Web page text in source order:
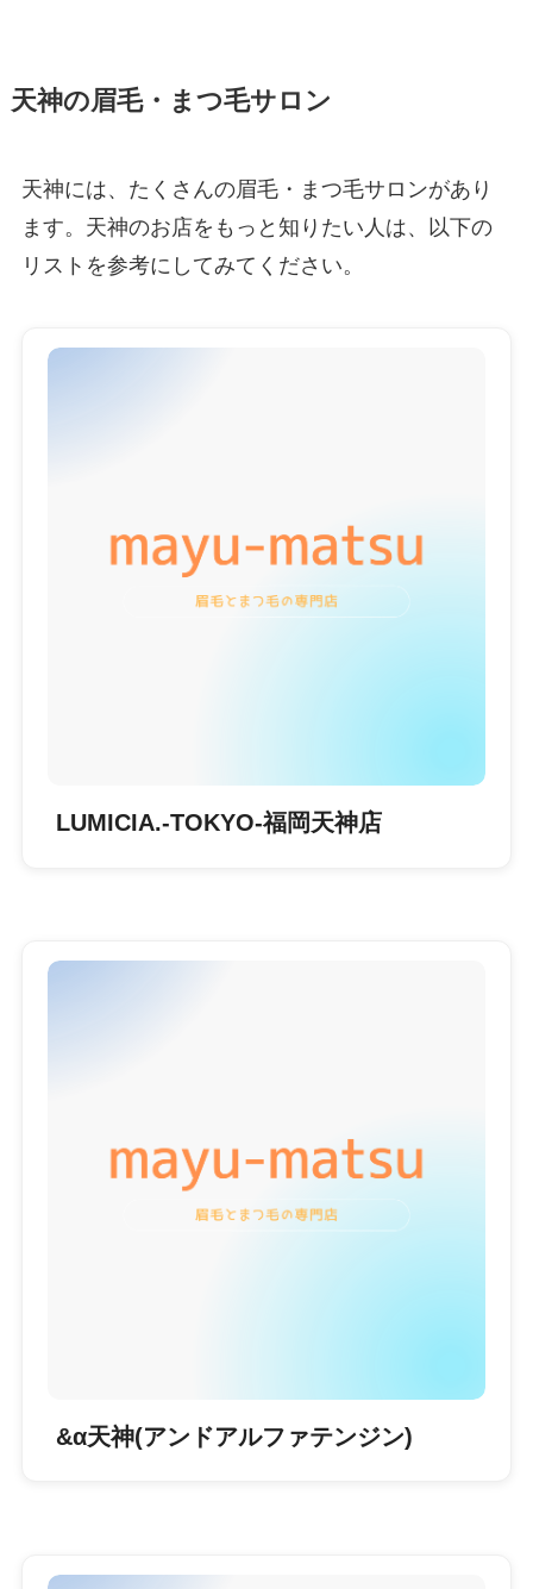
天神の眉毛・まつ毛サロン
天神には、たくさんの眉毛・まつ毛サロンがあり
ます。天神のお店をもっと知りたい人は、以下の
リストを参考にしてみてください。
LUMICIA.-TOKYO-福岡天神店
&α天神(アンドアルファテンジン)